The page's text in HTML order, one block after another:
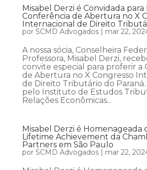
Misabel Derzi é Convidada
Conferência de Abertura no X
Internacional de Direito
por SCMD Advogados| mar 22,
A nossa sócia, Conselheira
Professora, Misabel Derzi,
convite especial para proferir a
de Abertura no X Congresso
de Direito Tributário do
pelo Instituto de Estudos
Relações Econômicas...
Misabel Derzi é Homenageada
Lifetime Achievement da
Partners em São Paulo
por SCMD Advogados| mar 22,